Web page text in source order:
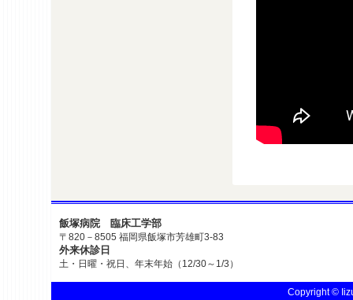
飯塚病院 臨床工学部
〒820－8505 福岡県飯塚市芳雄町3-83
外来休診日
土・日曜・祝日、年末年始（12/30～1/3）
Copyright ©